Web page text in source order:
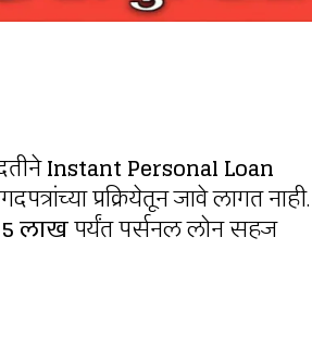
Instant Personal Loan
प्रक्रियेतून जावे लागत नाही.
लाखपर्यंत पर्सनल लोन सहज